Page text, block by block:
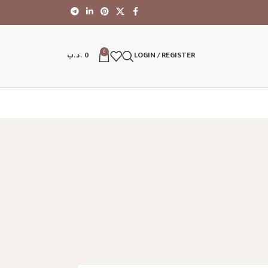
LOGIN / REGISTER
0
0 .د.ب